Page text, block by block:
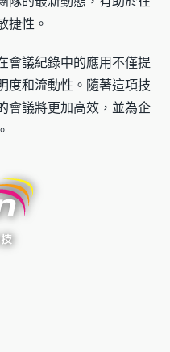
捷性。
會議紀錄中的應用不僅提
度和流動性。隨著這項技
會議將更加高效，並為企